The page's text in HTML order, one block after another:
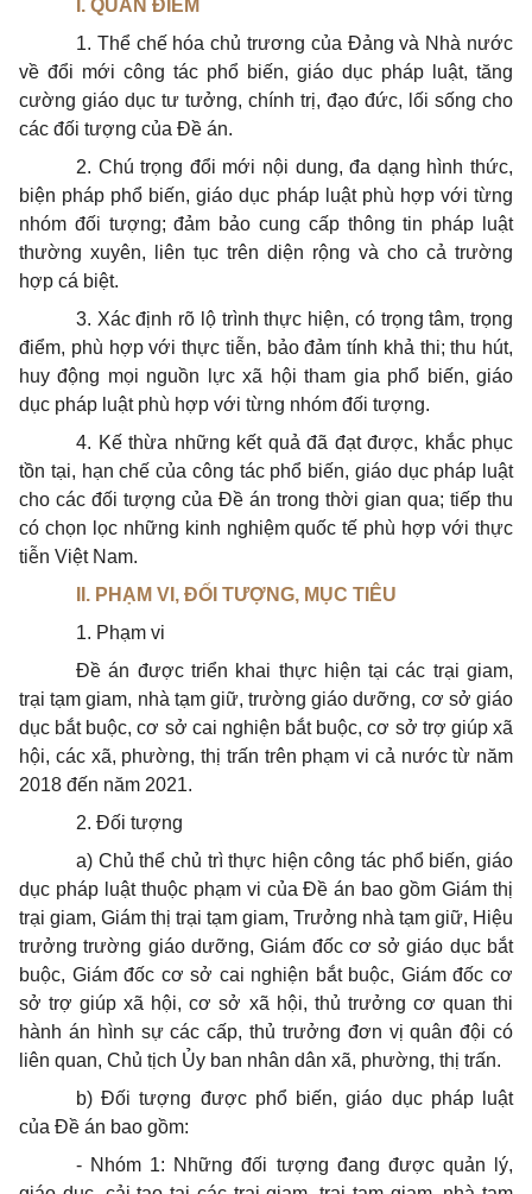
I. QUAN ĐIỂM
1. Thể chế hóa chủ trương của Đảng và Nhà nước
về đổi mới công tác phổ biến, giáo dục pháp luật, tăng
cường giáo dục tư tưởng, chính trị, đạo đức, lối sống cho
các đối tượng của Đề án.
2. Chú trọng đổi mới nội dung, đa dạng hình thức,
biện pháp phổ biến, giáo dục pháp luật phù hợp với từng
nhóm đối tượng; đảm bảo cung cấp thông tin pháp luật
thường xuyên, liên tục trên diện rộng và cho cả trường
hợp cá biệt.
3. Xác định rõ lộ trình thực hiện, có trọng tâm, trọng
điểm, phù hợp với thực tiễn, bảo đảm tính khả thi; thu hút,
huy động mọi nguồn lực xã hội tham gia phổ biến, giáo
dục pháp luật phù hợp với từng nhóm đối tượng.
4. Kế thừa những kết quả đã đạt được, khắc phục
tồn tại, hạn chế của công tác phổ biến, giáo dục pháp luật
cho các đối tượng của Đề án trong thời gian qua; tiếp thu
có chọn lọc những kinh nghiệm quốc tế phù hợp với thực
tiễn Việt Nam.
II. PHẠM VI, ĐỐI TƯỢNG, MỤC TIÊU
1. Phạm vi
Đề án được triển khai thực hiện tại các trại giam,
trại tạm giam, nhà tạm giữ, trường giáo dưỡng, cơ sở giáo
dục bắt buộc, cơ sở cai nghiện bắt buộc, cơ sở trợ giúp xã
hội, các xã, phường, thị trấn trên phạm vi cả nước từ năm
2018 đến năm 2021.
2. Đối tượng
a) Chủ thể chủ trì thực hiện công tác phổ biến, giáo
dục pháp luật thuộc phạm vi của Đề án bao gồm Giám thị
trại giam, Giám thị trại tạm giam, Trưởng nhà tạm giữ, Hiệu
trưởng trường giáo dưỡng, Giám đốc cơ sở giáo dục bắt
buộc, Giám đốc cơ sở cai nghiện bắt buộc, Giám đốc cơ
sở trợ giúp xã hội, cơ sở xã hội, thủ trưởng cơ quan thi
hành án hình sự các cấp, thủ trưởng đơn vị quân đội có
liên quan, Chủ tịch Ủy ban nhân dân xã, phường, thị trấn.
b) Đối tượng được phổ biến, giáo dục pháp luật
của Đề án bao gồm:
- Nhóm 1: Những đối tượng đang được quản lý,